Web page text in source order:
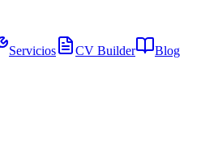
Servicios CV Builder Blog